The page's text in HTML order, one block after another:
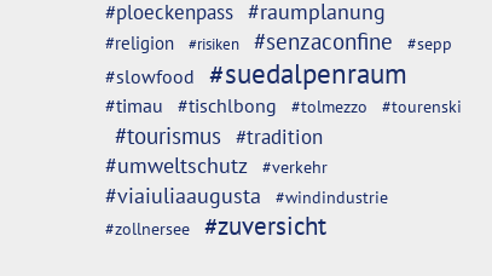
#ploeckenpass #raumplanung
#religion #risiken #senzaconfine #sepp
#slowfood #suedalpenraum
#timau #tischlbong #tolmezzo #tourenski
#tourismus #tradition
#umweltschutz
#verkehr
#viaiuliaaugusta #windindustrie
#zollnersee #zuversicht